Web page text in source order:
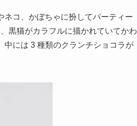
ネコ、かぼちゃに扮してパーティー
黒猫がカラフルに描かれていてかわ
には 3 種類のクランチショコラが